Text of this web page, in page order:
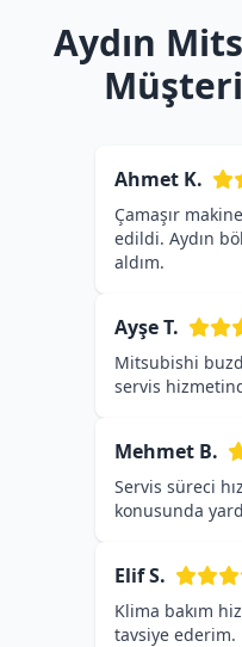
Aydın
Ahmet K.
Çamaşır
edildi. Aydın
aldım.
Ayşe T.
Mitsubishi
servis
Mehmet B.
Servis süreci
konusunda
Elif S.
Klima bakım
tavsiye ederim.